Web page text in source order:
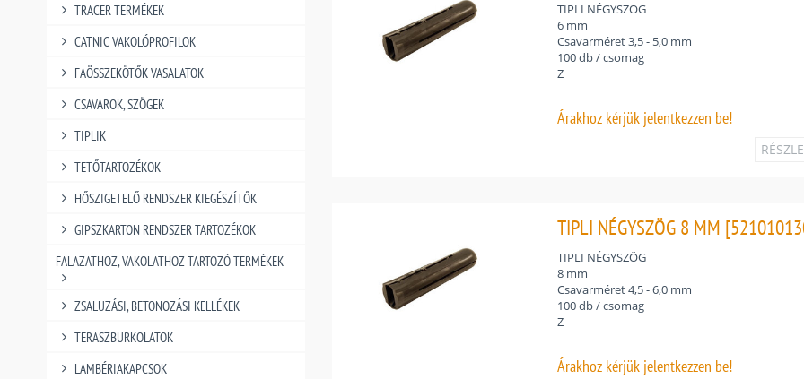
TRACER TERMÉKEK
CATNIC VAKOLÓPROFILOK
FAÖSSZEKÖTŐK VASALATOK
CSAVAROK, SZÖGEK
TIPLIK
TETŐTARTOZÉKOK
HŐSZIGETELŐ RENDSZER KIEGÉSZÍTŐK
GIPSZKARTON RENDSZER TARTOZÉKOK
FALAZATHOZ, VAKOLATHOZ TARTOZÓ TERMÉKEK
ZSALUZÁSI, BETONOZÁSI KELLÉKEK
TERASZBURKOLATOK
LAMBÉRIAKAPCSOK
TIPLI NÉGYSZÖG
6 mm
Csavarméret 3,5 - 5,0 mm
100 db / csomag
Z
Árakhoz kérjük jelentkezzen be!
TIPLI NÉGYSZÖG 8 MM
TIPLI NÉGYSZÖG
8 mm
Csavarméret 4,5 - 6,0 mm
100 db / csomag
Z
Árakhoz kérjük jelentkezzen be!